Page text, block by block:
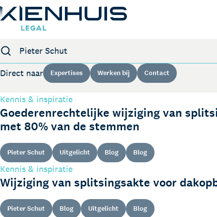
Expertises
Mensen
Kennis
Werken bij
Contact
Zoeken
Direct naar Expertises Werken bij Contact
Kennis & inspiratie
Goederenrechtelijke wijziging van
met 80% van de stemmen
Pieter Schut Uitgelicht Blog Blog
Kennis & inspiratie
Wijziging van splitsingsakte voor
Pieter Schut Blog Uitgelicht Blog